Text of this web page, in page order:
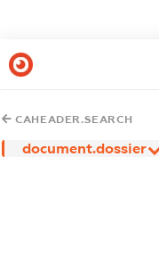
CAHEADER.SEARCH
document.dossier